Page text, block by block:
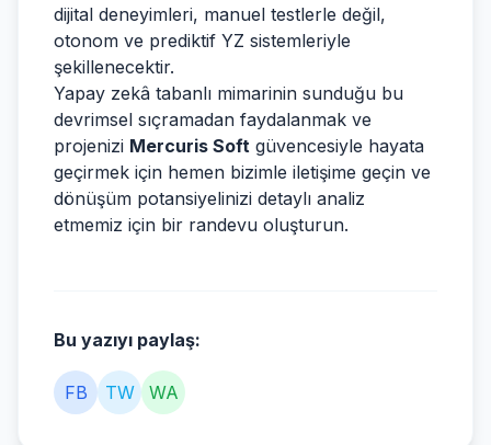
dijital deneyimleri, manuel testlerle değil,
otonom ve prediktif YZ sistemleriyle
şekillenecektir.
Yapay zekâ tabanlı mimarinin sunduğu bu
devrimsel sıçramadan faydalanmak ve
projenizi Mercuris Soft güvencesiyle hayata
geçirmek için hemen bizimle iletişime geçin ve
dönüşüm potansiyelinizi detaylı analiz
etmemiz için bir randevu oluşturun.
Bu yazıyı paylaş:
FB TW WA